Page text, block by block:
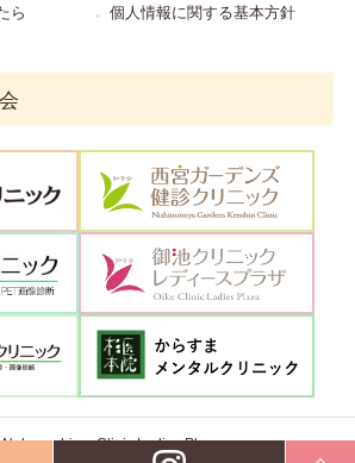
ら
個人情報に関する基本方針
Clinic Ladies Plaza.